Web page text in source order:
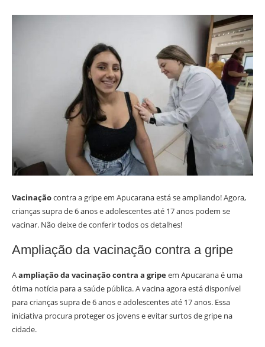
Vacinaçãocontra a gripe em Apucarana está se ampliando! Agora,
crianças supra de 6 anos e adolescentes até 17 anos podem se
vacinar. Não deixe de conferir todos os detalhes!
Ampliação da vacinação contra a gripe
Aampliação da vacinação contra a gripeem Apucarana é uma
ótima notícia para a saúde pública. A vacina agora está disponível
para crianças supra de 6 anos e adolescentes até 17 anos. Essa
iniciativa procura proteger os jovens e evitar surtos de gripe na
cidade.